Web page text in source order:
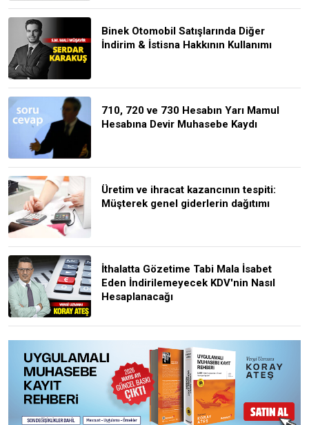
Binek Otomobil Satışlarında Diğer
İndirim & İstisna Hakkının Kullanımı
710, 720 ve 730 Hesabın Yarı Mamul
Hesabına Devir Muhasebe Kaydı
Üretim ve ihracat kazancının tespiti:
Müşterek genel giderlerin dağıtımı
İthalatta Gözetime Tabi Mala İsabet
Eden İndirilemeyecek KDV'nin Nasıl
Hesaplanacağı